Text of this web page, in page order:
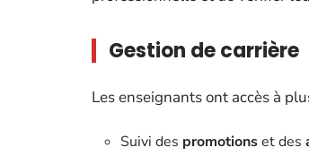
Gestion de carrière
Les enseignants ont accès à
Suivi des promotionset des